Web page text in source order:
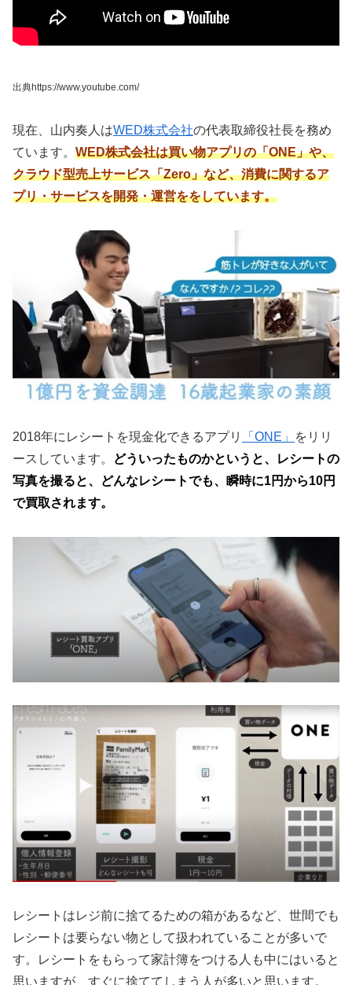
出典https://www.youtube.com/
現在、山内奏人はWED株式会社の代表取締役社長を務め
ています。 WED株式会社は買い物アプリの「ONE」や、
クラウド型売上サービス「Zero」など、消費に関するア
プリ・サービスを開発・運営ををしています。
2018年にレシートを現金化できるアプリ 「ONE」
をリリ
ースしています。
どういったものかというと、レシートの
写真を撮ると、どんなレシートでも、瞬時に1円から10円
で買取されます。
レシートはレジ前に捨てるための箱があるなど、世間でも
レシートは要らない物として扱われていることが多いで
す。レシートをもらって家計簿をつける人も中にはいると
思いますが、すぐに捨ててしまう人が多いと思います。